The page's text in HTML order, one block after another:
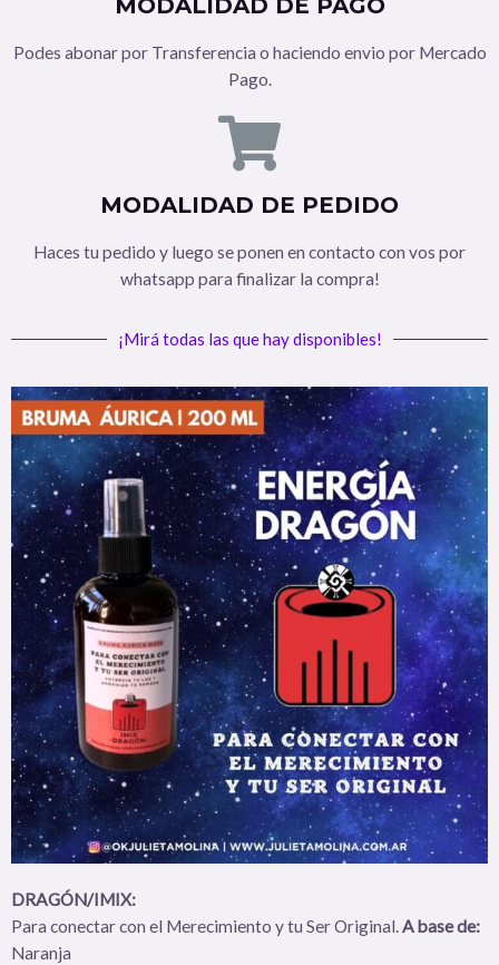
MODALIDAD DE PAGO
Podes abonar por Transferencia o haciendo envio por Mercado
Pago.
MODALIDAD DE PEDIDO
Haces tu pedido y luego se ponen en contacto con vos por
whatsapp para finalizar la compra!
¡Mirá todas las que hay disponibles!
DRAGÓN/IMIX:
Para conectar con el Merecimiento y tu Ser Original.A base de:
Naranja